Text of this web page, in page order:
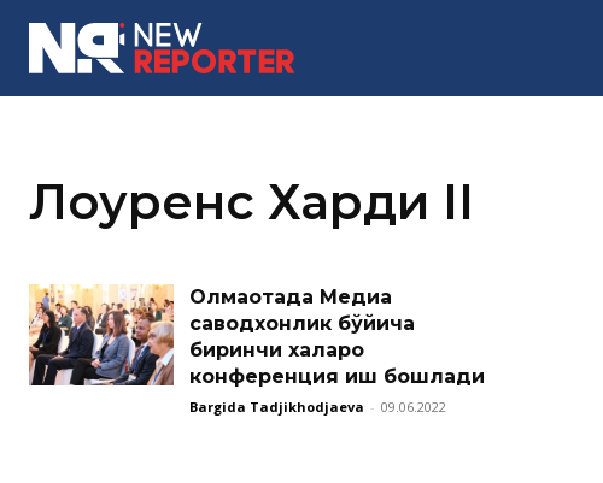
Лоуренс Харди II
Олмаотада Медиа
саводхонлик бўйича
биринчи халқаро
конференция иш бошлади
Bargida Tadjikhodjaeva - 09.06.2022